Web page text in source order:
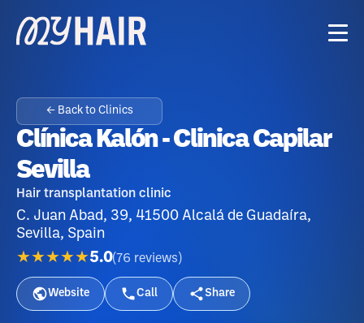
← Back to Clinics
Clínica Kalón - Clinica Capilar
Sevilla
Hair transplantation clinic
C. Juan Abad, 39, 41500 Alcalá de Guadaíra,
Sevilla, Spain
★★★★★5.0(76 reviews )
Website Call Share